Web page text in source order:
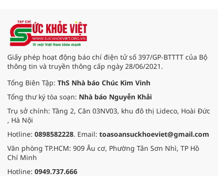
Giấy phép hoạt động báo chí điện tử số 397/GP-BTTTT của Bộ
thông tin và truyền thông cấp ngày 28/06/2021.
Tổng Biên Tập: ThS Nhà báo Chúc Kim Vinh
Tổng thư ký tòa soạn: Nhà báo Nguyễn Khải
Trụ sở chính: Tầng 2, Căn 03NV03, khu đô thị Lideco, Hoài Đức
, Hà Nội
Hotline: 0898582228. Email: toasoansuckhoeviet@gmail.com
Văn phòng TP.HCM: 909 Âu cơ, Phường Tân Sơn Nhì, TP Hồ
Chí Minh
Hotline: 0949.737.666